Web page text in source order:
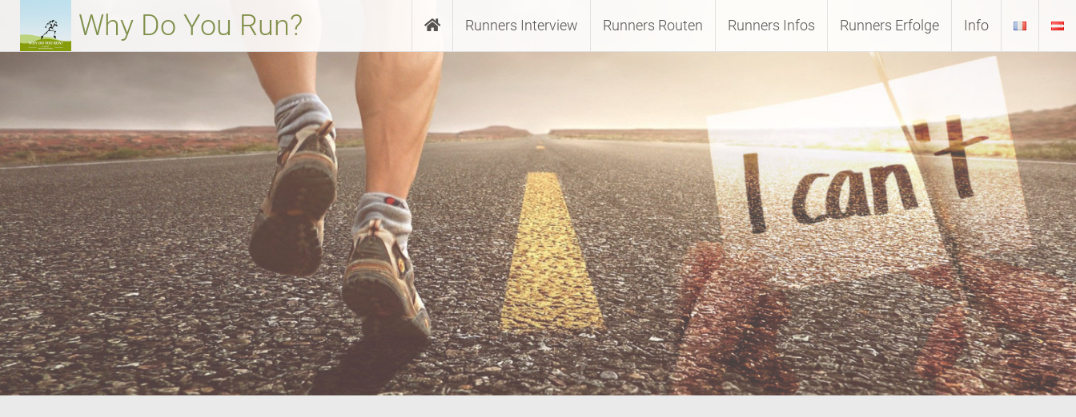
Inhalt
Why Do You Run? Runners Interview Runners Routen Runners Infos Runners Erfolge Info